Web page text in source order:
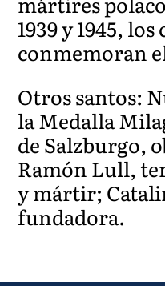
1939 y 1945, los
conmemoran
Otros santos:
la Medalla
de Salzburgo,
Ramón Lull,
y mártir;
fundadora.